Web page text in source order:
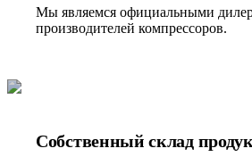
Мы являемся официальными
производителей компрессоров.
Собственный склад